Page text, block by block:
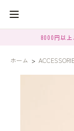
8000円以
ホーム >